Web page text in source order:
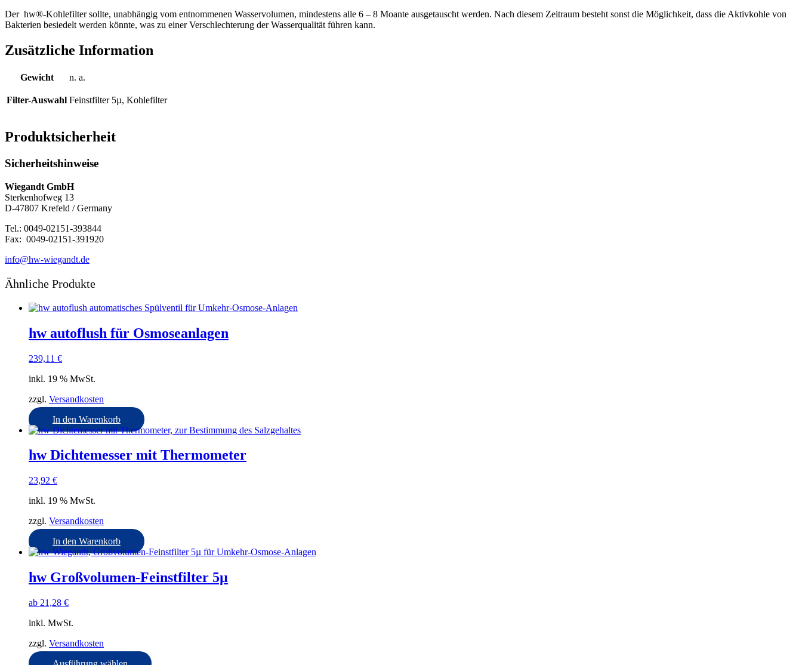
Der hw®-Kohlefilter sollte, unabhängig vom entnommenen Wasservolumen, mindestens alle 6 – 8 Moante ausgetauscht werden. Nach diesem Zeitraum besteht sonst die Möglichkeit, dass die Aktivkohle von
Bakterien besiedelt werden könnte, was zu einer Verschlechterung der Wasserqualität führen kann.
Zusätzliche Information
Gewicht n. a.
Filter-Auswahl Feinstfilter 5µ, Kohlefilter
Produktsicherheit
Sicherheitshinweise
Wiegandt GmbH
Sterkenhofweg 13
D-47807 Krefeld / Germany
Tel.: 0049-02151-393844
Fax: 0049-02151-391920
info@hw-wiegandt.de
Ähnliche Produkte
hw autoflush für Osmoseanlagen
239,11 €
inkl. 19 % MwSt.
zzgl. Versandkosten
In den Warenkorb
hw Dichtemesser mit Thermometer
23,92 €
inkl. 19 % MwSt.
zzgl. Versandkosten
In den Warenkorb
hw Großvolumen-Feinstfilter 5µ
ab 21,28 €
inkl. MwSt.
zzgl. Versandkosten